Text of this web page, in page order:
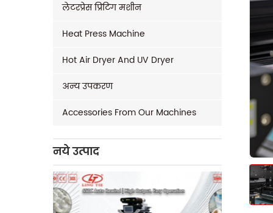
लेटरप्रेस प्रिंटिंग मशीन
Heat Press Machine
Hot Air Dryer And UV Dryer
अन्य उपकरण
Accessories From Our Machines
नये उत्पाद